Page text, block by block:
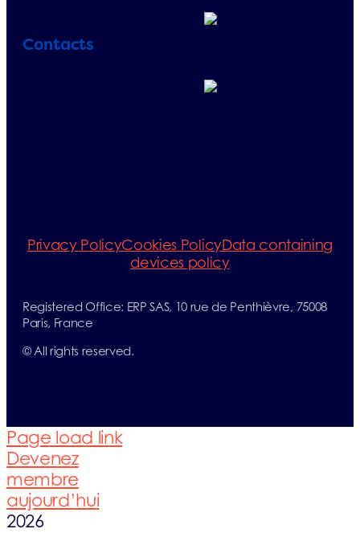
Privacy PolicyCookies PolicyData containing
devices policy
Registered Office: ERP SAS, 10 rue de Penthièvre, 75008
Paris, France
© All rights reserved.
Contacts
Page load link
Devenez
membre
aujourd’hui
2026